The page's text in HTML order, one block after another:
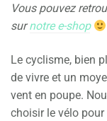
Vous pouvez
surnotre e-shop
Le cyclisme, bien
de vivre et un
vent en poupe.
choisir le vélo pour